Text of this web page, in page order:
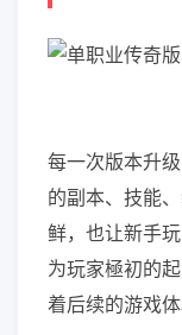
每一次版本升
的副本、技能
鲜，也让新手
为玩家極初的
着后续的游戏体